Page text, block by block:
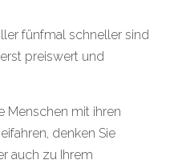
fünfmal schneller sind
preiswert und
Menschen mit ihren
denken Sie
auch zu Ihrem